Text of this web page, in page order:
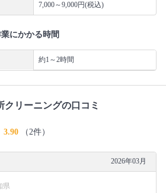
7,000～9,000円(税込)
にかかる時間
約1～2時間
リーニングの口コミ
3.90 （2件）
2026年03月
県